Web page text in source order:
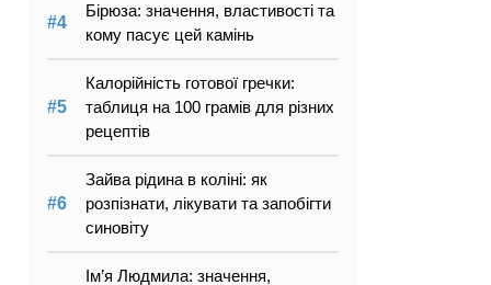
Бірюза: значення, властивості та
кому пасує цей камінь
Калорійність готової гречки:
таблиця на 100 грамів для різних
рецептів
Зайва рідина в коліні: як
розпізнати, лікувати та запобігти
синовіту
Ім’я Людмила: значення,